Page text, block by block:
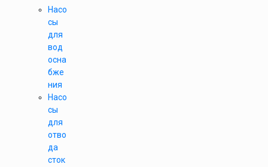
Насо
сы
для
вод
осна
бже
ния
Насо
сы
для
отво
да
сток